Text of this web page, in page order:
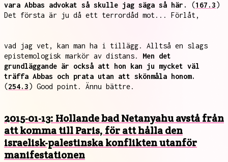
vara Abbas advokat så skulle jag säga så här.
(167.3)
Det första är ju då ett terrordåd mot... Förlåt,
vad jag vet, kan man ha i tillägg. Alltså en slags
epistemologisk markör av distans. Men det
grundläggande är också att hon kan ju mycket väl
träffa Abbas och prata utan att skönmåla honom.
(254.3) Good point. Ännu bättre.
2015-01-13: Hollande bad Netanyahu avstå från
att komma till Paris, för att hålla den
israelisk-palestinska konflikten utanför
manifestationen